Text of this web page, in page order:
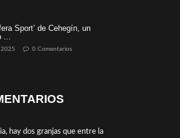
Sport’ de Cehegín, un
...
0 Comentarios
hay dos granjas que entre la